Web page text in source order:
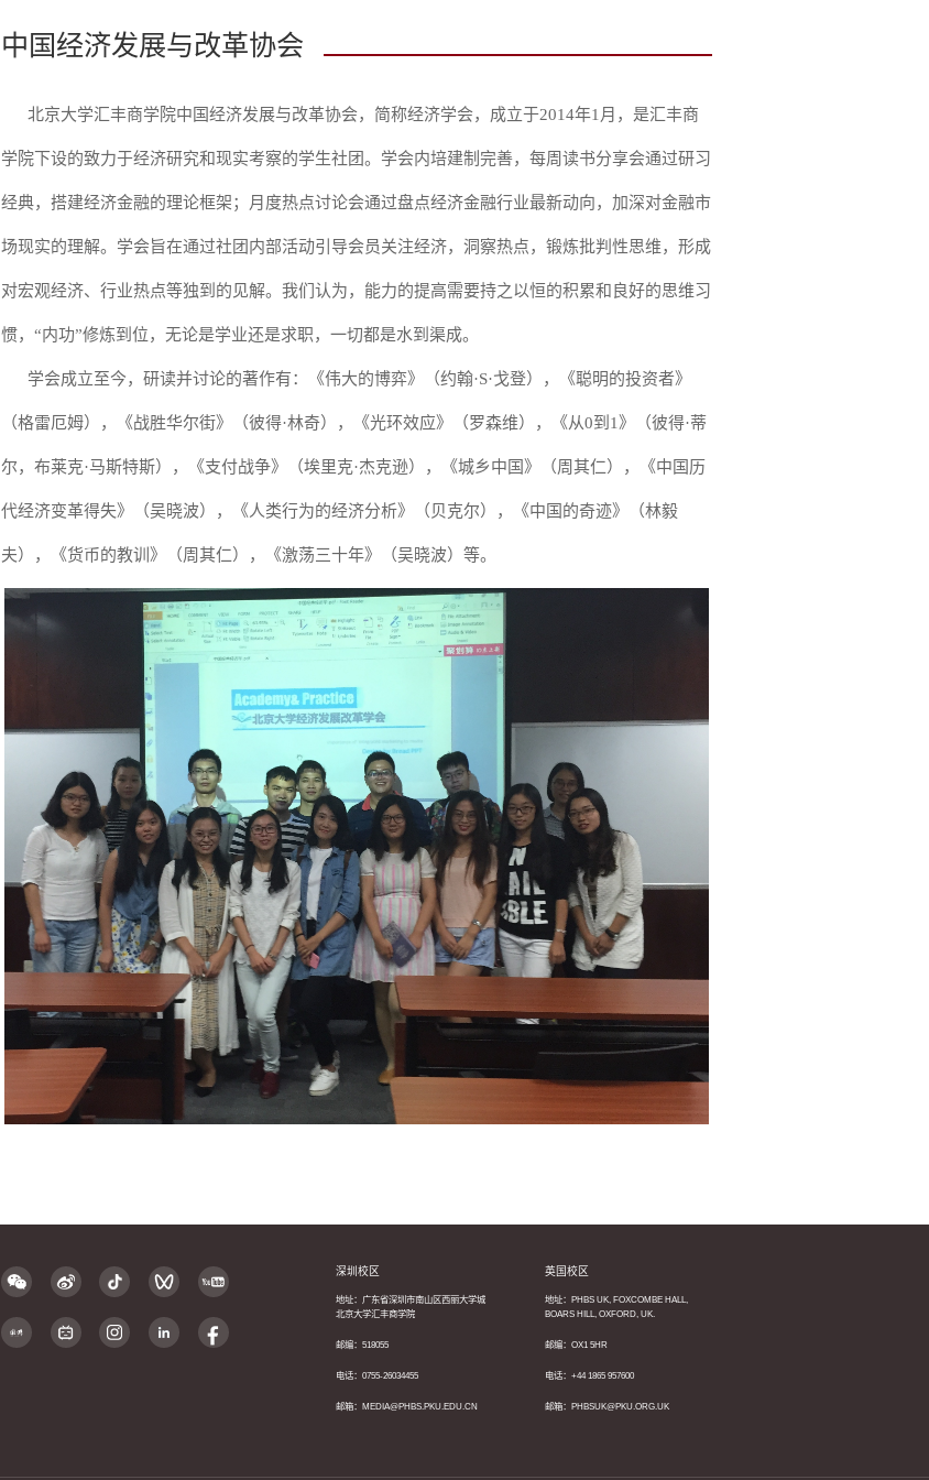
中国经济发展与改革协会
北京大学汇丰商学院中国经济发展与改革协会，简称经济学会，成立于2014年1月，是汇丰商
学院下设的致力于经济研究和现实考察的学生社团。学会内培建制完善，每周读书分享会通过研习
经典，搭建经济金融的理论框架；月度热点讨论会通过盘点经济金融行业最新动向，加深对金融市
场现实的理解。学会旨在通过社团内部活动引导会员关注经济，洞察热点，锻炼批判性思维，形成
对宏观经济、行业热点等独到的见解。我们认为，能力的提高需要持之以恒的积累和良好的思维习
惯，“内功”修炼到位，无论是学业还是求职，一切都是水到渠成。
学会成立至今，研读并讨论的著作有：《伟大的博弈》（约翰·S·戈登），《聪明的投资者》
（格雷厄姆），《战胜华尔街》（彼得·林奇），《光环效应》（罗森维），《从0到1》（彼得·蒂
尔，布莱克·马斯特斯），《支付战争》（埃里克·杰克逊），《城乡中国》（周其仁），《中国历
代经济变革得失》（吴晓波），《人类行为的经济分析》（贝克尔），《中国的奇迹》（林毅
夫），《货币的教训》（周其仁），《激荡三十年》（吴晓波）等。
深圳校区
地址：广东省深圳市南山区西丽大学城
北京大学汇丰商学院
邮编：518055
电话：0755-26034455
邮箱：MEDIA@PHBS.PKU.EDU.CN
英国校区
地址：PHBS UK, FOXCOMBE HALL,
BOARS HILL, OXFORD, UK.
邮编：OX1 5HR
电话：+44 1865 957600
邮箱：PHBSUK@PKU.ORG.UK